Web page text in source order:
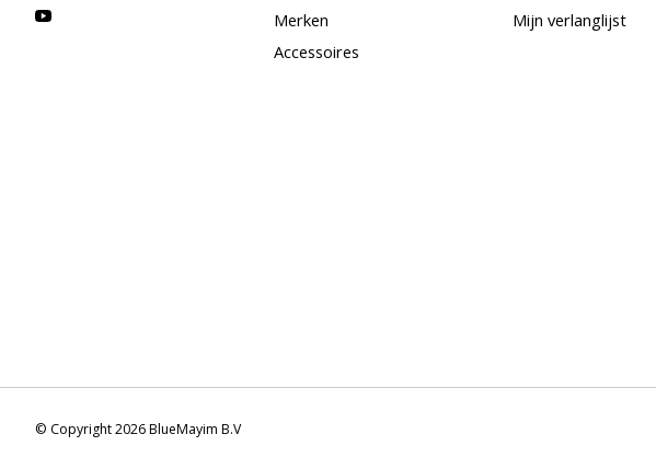
Merken
Accessoires
Mijn verlanglijst
© Copyright 2026 BlueMayim B.V